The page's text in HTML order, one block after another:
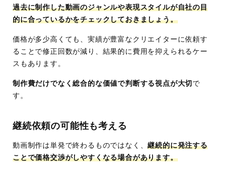
過去に制作した動画のジャンルや表現スタイルが自社の目
的に合っているかをチェックしておきましょう。
価格が多少高くても、実績が豊富なクリエイターに依頼す
ることで修正回数が減り、結果的に費用を抑えられるケー
スもあります。
制作費だけでなく総合的な価値で判断する視点が大切 で
す。
継続依頼の可能性も考える
動画制作は単発で終わるものではなく、継続的に発注する
ことで価格交渉がしやすくなる場合があります。